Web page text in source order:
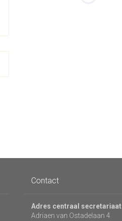
Contact
Adres centraal secretariaat
Adriaen van Ostadelaan 4